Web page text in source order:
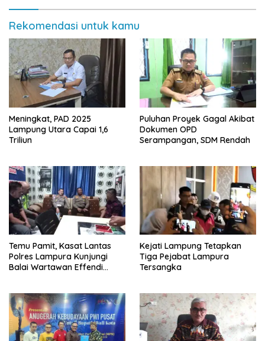
Rekomendasi untuk kamu
Meningkat, PAD 2025
Lampung Utara Capai 1,6
Triliun
Puluhan Proyek Gagal Akibat
Dokumen OPD
Serampangan, SDM Rendah
Temu Pamit, Kasat Lantas
Polres Lampura Kunjungi
Balai Wartawan Effendi
Kejati Lampung Tetapkan
Tiga Pejabat Lampura
Tersangka